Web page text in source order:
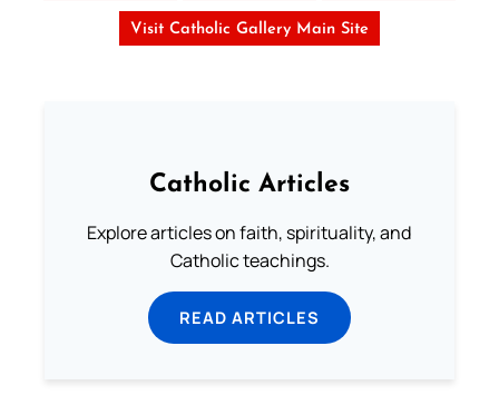
Visit Catholic Gallery Main Site
Catholic Articles
Explore articles on faith, spirituality, and
Catholic teachings.
READ ARTICLES